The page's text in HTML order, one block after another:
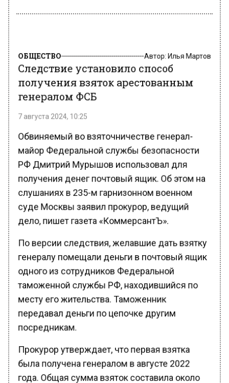
Следствие установило способ
получения взяток арестованным
генералом ФСБ
Обвиняемый во взяточничестве генерал-
майор Федеральной службы безопасности
РФ Дмитрий Мурышов использовал для
получения денег почтовый ящик. Об этом на
слушаниях в 235-м гарнизонном военном
суде Москвы заявил прокурор, ведущий
дело, пишет газета «КоммерсантЪ».
По версии следствия, желавшие дать взятку
генералу помещали деньги в почтовый ящик
одного из сотрудников Федеральной
таможенной службы РФ, находившийся по
месту его жительства. Таможенник
передавал деньги по цепочке другим
посредникам.
Прокурор утверждает, что первая взятка
была получена генералом в августе 2022
года. Общая сумма взяток составила около